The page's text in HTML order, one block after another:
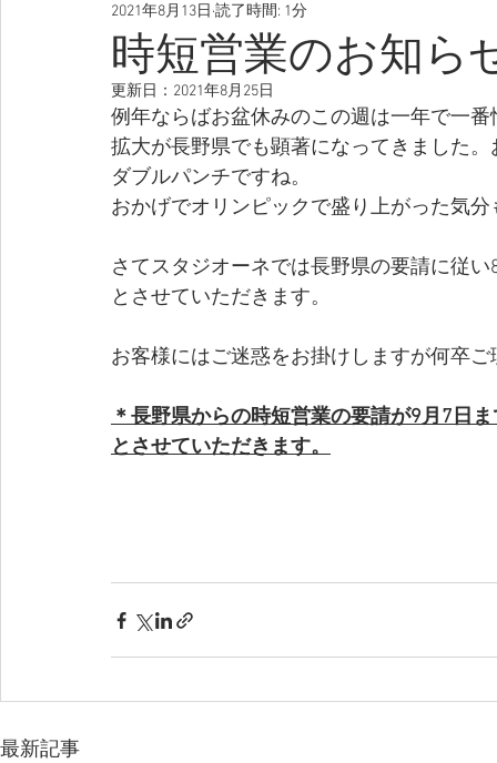
時短営業のお知ら
2021年8月13日 読了時間: 1分
更新日： 2021年8月25日
例年ならばお盆休みのこの週は一年で一
拡大が長野県でも顕著になってきました
ダブルパンチですね。
おかげでオリンピックで盛り上がった気
さてスタジオーネでは長野県の要請に従
とさせていただきます。
お客様にはご迷惑をお掛けしますが何卒
＊長野県からの時短営業の要請が9月7日
とさせていただきます。
最新記事